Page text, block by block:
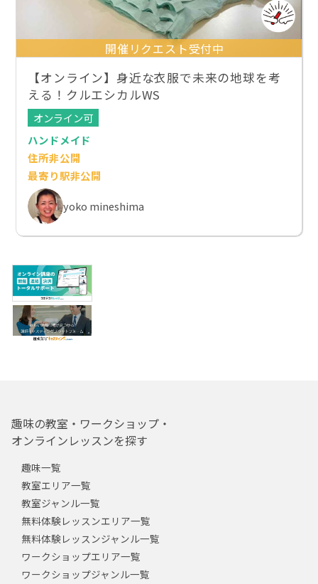
開催リクエスト受付中
【オンライン】身近な衣服で未来の地球を考
える！クルエシカルWS
オンライン可
ハンドメイド
住所非公開
最寄り駅非公開
yoko mineshima
趣味の教室・ワークショップ・
オンラインレッスンを探す
趣味一覧
教室エリア一覧
教室ジャンル一覧
無料体験レッスンエリア一覧
無料体験レッスンジャンル一覧
ワークショップエリア一覧
ワークショップジャンル一覧